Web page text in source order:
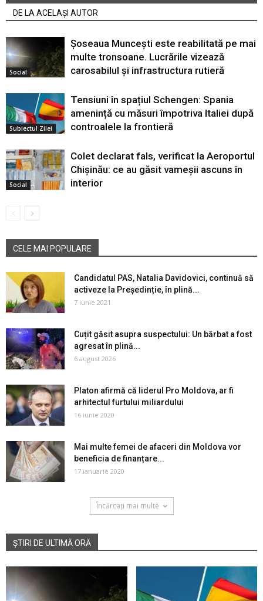
DE LA ACELAȘI AUTOR
Social
Șoseaua Muncești este reabilitată pe mai
multe tronsoane. Lucrările vizează
carosabilul și infrastructura rutieră
Subiectul Zilei
Tensiuni în spațiul Schengen: Spania
amenință cu măsuri împotriva Italiei după
controalele la frontieră
Social
Colet declarat fals, verificat la Aeroportul
Chișinău: ce au găsit vameșii ascuns în
interior
CELE MAI POPULARE
Candidatul PAS, Natalia Davidovici, continuă să
activeze la Președinție, în plină...
7 iunie 2021
Cuțit găsit asupra suspectului: Un bărbat a fost
agresat în plină...
6 august 2026
Platon afirmă că liderul Pro Moldova, ar fi
arhitectul furtului miliardului
16 iunie 2020
Mai multe femei de afaceri din Moldova vor
beneficia de finanțare...
17 ianuarie 2020
Încărcați mai multe
ȘTIRI DE ULTIMĂ ORĂ